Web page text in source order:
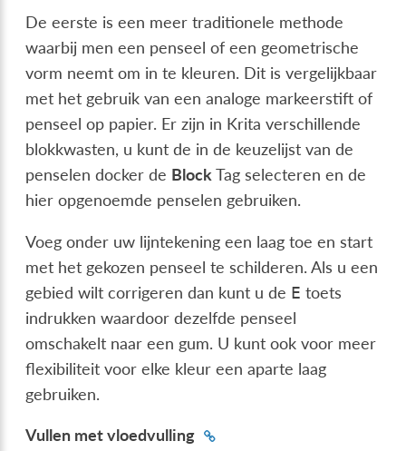
De eerste is een meer traditionele methode
waarbij men een penseel of een geometrische
vorm neemt om in te kleuren. Dit is vergelijkbaar
met het gebruik van een analoge markeerstift of
penseel op papier. Er zijn in Krita verschillende
blokkwasten, u kunt de in de keuzelijst van de
penselen docker de Block Tag selecteren en de
hier opgenoemde penselen gebruiken.
Voeg onder uw lijntekening een laag toe en start
met het gekozen penseel te schilderen. Als u een
gebied wilt corrigeren dan kunt u de E toets
indrukken waardoor dezelfde penseel
omschakelt naar een gum. U kunt ook voor meer
flexibiliteit voor elke kleur een aparte laag
gebruiken.
Vullen met vloedvulling